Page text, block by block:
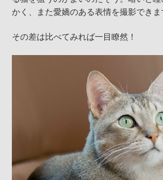
かく、また愛嬌のある表情を撮影できま
その差は比べてみれば一目瞭然！